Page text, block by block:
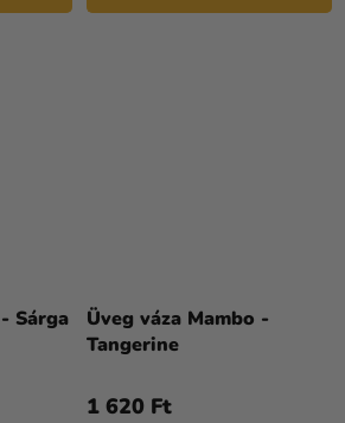
Sárga
Üveg váza Mambo -
Tangerine
1 620 Ft